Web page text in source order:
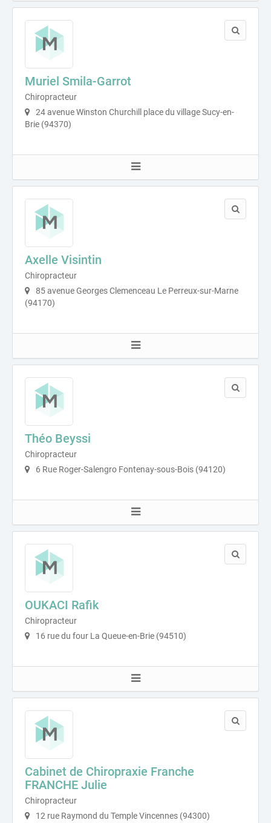
Muriel Smila-Garrot
Chiropracteur
24 avenue Winston Churchill place du village Sucy-en-
Brie (94370)
Axelle Visintin
Chiropracteur
85 avenue Georges Clemenceau Le Perreux-sur-Marne
(94170)
Théo Beyssi
Chiropracteur
6 Rue Roger-Salengro Fontenay-sous-Bois (94120)
OUKACI Rafik
Chiropracteur
16 rue du four La Queue-en-Brie (94510)
Cabinet de Chiropraxie Franche
FRANCHE Julie
Chiropracteur
12 rue Raymond du Temple Vincennes (94300)